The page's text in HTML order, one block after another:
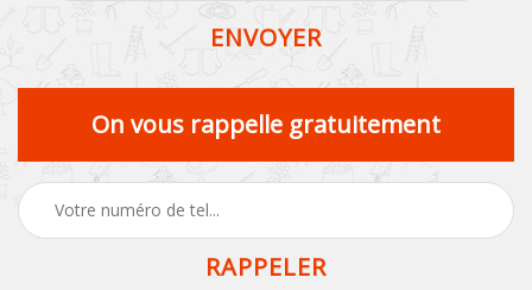
On vous rappelle gratuitement